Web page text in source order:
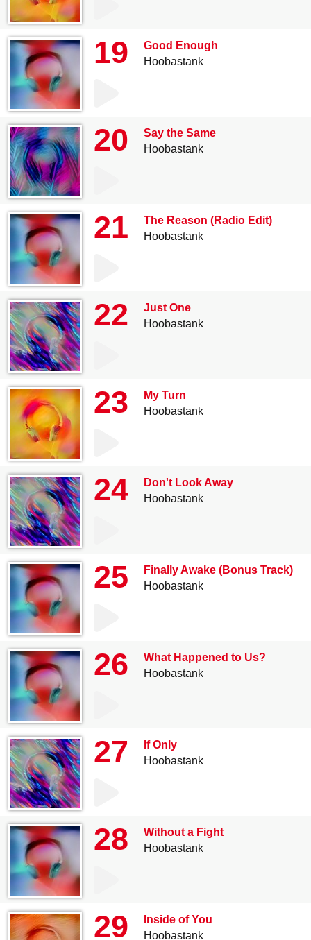
19
Good Enough
Hoobastank
20
Say the Same
Hoobastank
21
The Reason (Radio Edit)
Hoobastank
22
Just One
Hoobastank
23
My Turn
Hoobastank
24
Don't Look Away
Hoobastank
25
Finally Awake (Bonus Track)
Hoobastank
26
What Happened to Us?
Hoobastank
27
If Only
Hoobastank
28
Without a Fight
Hoobastank
29
Inside of You
Hoobastank